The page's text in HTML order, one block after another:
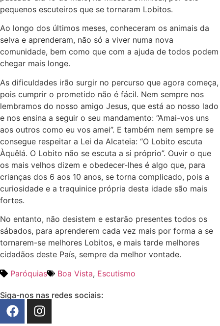
pequenos escuteiros que se tornaram Lobitos.
Ao longo dos últimos meses, conheceram os animais da
selva e aprenderam, não só a viver numa nova
comunidade, bem como que com a ajuda de todos podem
chegar mais longe.
As dificuldades irão surgir no percurso que agora começa,
pois cumprir o prometido não é fácil. Nem sempre nos
lembramos do nosso amigo Jesus, que está ao nosso lado
e nos ensina a seguir o seu mandamento: “Amai-vos uns
aos outros como eu vos amei”. E também nem sempre se
consegue respeitar a Lei da Alcateia: “O Lobito escuta
Àquêlá. O Lobito não se escuta a si próprio”. Ouvir o que
os mais velhos dizem e obedecer-lhes é algo que, para
crianças dos 6 aos 10 anos, se torna complicado, pois a
curiosidade e a traquinice própria desta idade são mais
fortes.
No entanto, não desistem e estarão presentes todos os
sábados, para aprenderem cada vez mais por forma a se
tornarem-se melhores Lobitos, e mais tarde melhores
cidadãos deste País, sempre da melhor vontade.
Paróquias
Boa Vista, Escutismo
Siga-nos nas redes sociais: